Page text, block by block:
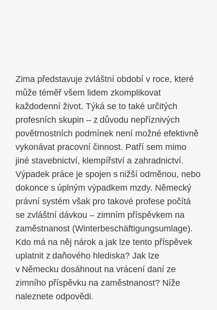
Zima představuje zvláštní období v roce, které
může téměř všem lidem zkomplikovat
každodenní život. Týká se to také určitých
profesních skupin – z důvodu nepříznivých
povětrnostních podmínek není možné efektivně
vykonávat pracovní činnost. Patří sem mimo
jiné stavebnictví, klempířství a zahradnictví.
Výpadek práce je spojen s nižší odměnou, nebo
dokonce s úplným výpadkem mzdy. Německý
právní systém však pro takové profese počítá
se zvláštní dávkou – zimním příspěvkem na
zaměstnanost (Winterbeschäftigungsumlage).
Kdo má na něj nárok a jak lze tento příspěvek
uplatnit z daňového hlediska? Jak lze
v Německu dosáhnout na vrácení daní ze
zimního příspěvku na zaměstnanost? Níže
naleznete odpovědi.